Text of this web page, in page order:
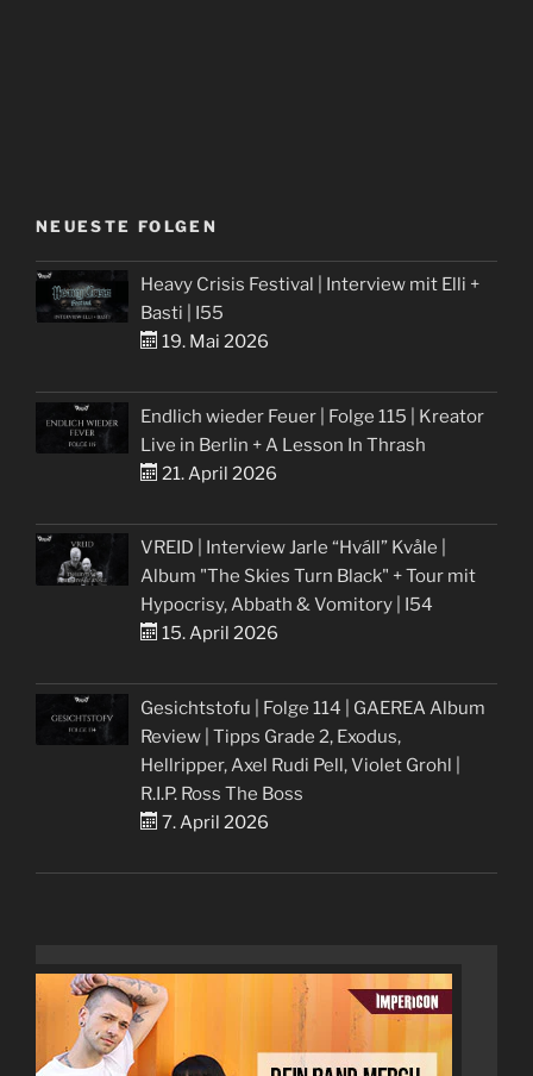
NEUESTE FOLGEN
Heavy Crisis Festival | Interview mit Elli +
Basti | I55
19. Mai 2026
Endlich wieder Feuer | Folge 115 | Kreator
Live in Berlin + A Lesson In Thrash
21. April 2026
VREID | Interview Jarle “Hváll” Kvåle |
Album "The Skies Turn Black" + Tour mit
Hypocrisy, Abbath & Vomitory | I54
15. April 2026
Gesichtstofu | Folge 114 | GAEREA Album
Review | Tipps Grade 2, Exodus,
Hellripper, Axel Rudi Pell, Violet Grohl |
R.I.P. Ross The Boss
7. April 2026